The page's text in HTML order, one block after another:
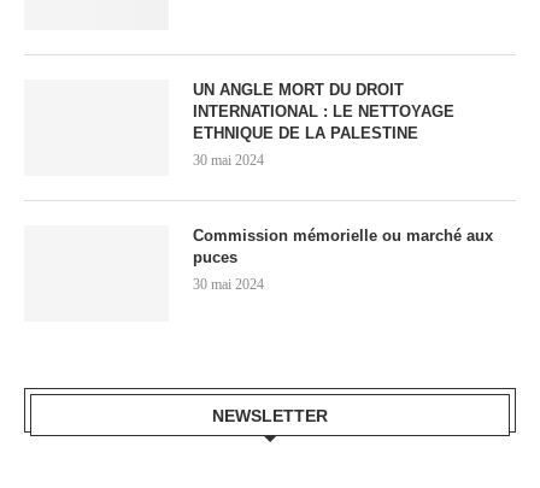
UN ANGLE MORT DU DROIT
INTERNATIONAL : LE NETTOYAGE
ETHNIQUE DE LA PALESTINE
30 mai 2024
Commission mémorielle ou marché aux
puces
30 mai 2024
NEWSLETTER